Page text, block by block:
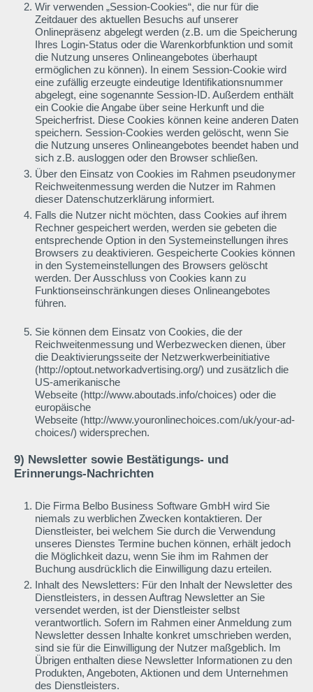
Wir verwenden „Session-Cookies“, die nur für die
Zeitdauer des aktuellen Besuchs auf unserer
Onlinepräsenz abgelegt werden (z.B. um die Speicherung
Ihres Login-Status oder die Warenkorbfunktion und somit
die Nutzung unseres Onlineangebotes überhaupt
ermöglichen zu können). In einem Session-Cookie wird
eine zufällig erzeugte eindeutige Identifikationsnummer
abgelegt, eine sogenannte Session-ID. Außerdem enthält
ein Cookie die Angabe über seine Herkunft und die
Speicherfrist. Diese Cookies können keine anderen Daten
speichern. Session-Cookies werden gelöscht, wenn Sie
die Nutzung unseres Onlineangebotes beendet haben und
sich z.B. ausloggen oder den Browser schließen.
Über den Einsatz von Cookies im Rahmen pseudonymer
Reichweitenmessung werden die Nutzer im Rahmen
dieser Datenschutzerklärung informiert.
Falls die Nutzer nicht möchten, dass Cookies auf ihrem
Rechner gespeichert werden, werden sie gebeten die
entsprechende Option in den Systemeinstellungen ihres
Browsers zu deaktivieren. Gespeicherte Cookies können
in den Systemeinstellungen des Browsers gelöscht
werden. Der Ausschluss von Cookies kann zu
Funktionseinschränkungen dieses Onlineangebotes
führen.
Sie können dem Einsatz von Cookies, die der
Reichweitenmessung und Werbezwecken dienen, über
die Deaktivierungsseite der Netzwerkwerbeinitiative
(http://optout.networkadvertising.org/) und zusätzlich die
US-amerikanische
Webseite (http://www.aboutads.info/choices) oder die
europäische
Webseite (http://www.youronlinechoices.com/uk/your-ad-
choices/) widersprechen.
9) Newsletter sowie Bestätigungs- und
Erinnerungs-Nachrichten
Die Firma Belbo Business Software GmbH wird Sie
niemals zu werblichen Zwecken kontaktieren. Der
Dienstleister, bei welchem Sie durch die Verwendung
unseres Dienstes Termine buchen können, erhält jedoch
die Möglichkeit dazu, wenn Sie ihm im Rahmen der
Buchung ausdrücklich die Einwilligung dazu erteilen.
Inhalt des Newsletters: Für den Inhalt der Newsletter des
Dienstleisters, in dessen Auftrag Newsletter an Sie
versendet werden, ist der Dienstleister selbst
verantwortlich. Sofern im Rahmen einer Anmeldung zum
Newsletter dessen Inhalte konkret umschrieben werden,
sind sie für die Einwilligung der Nutzer maßgeblich. Im
Übrigen enthalten diese Newsletter Informationen zu den
Produkten, Angeboten, Aktionen und dem Unternehmen
des Dienstleisters.